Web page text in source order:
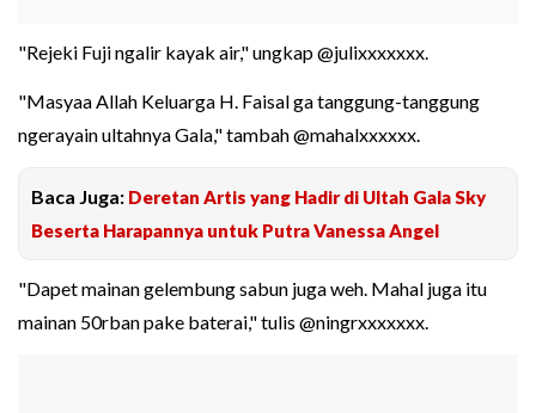
"Rejeki Fuji ngalir kayak air," ungkap @julixxxxxxx.
"Masyaa Allah Keluarga H. Faisal ga tanggung-tanggung
ngerayain ultahnya Gala," tambah @mahalxxxxxx.
Baca Juga: Deretan Artis yang Hadir di Ultah Gala Sky
Beserta Harapannya untuk Putra Vanessa Angel
"Dapet mainan gelembung sabun juga weh. Mahal juga itu
mainan 50rban pake baterai," tulis @ningrxxxxxxx.